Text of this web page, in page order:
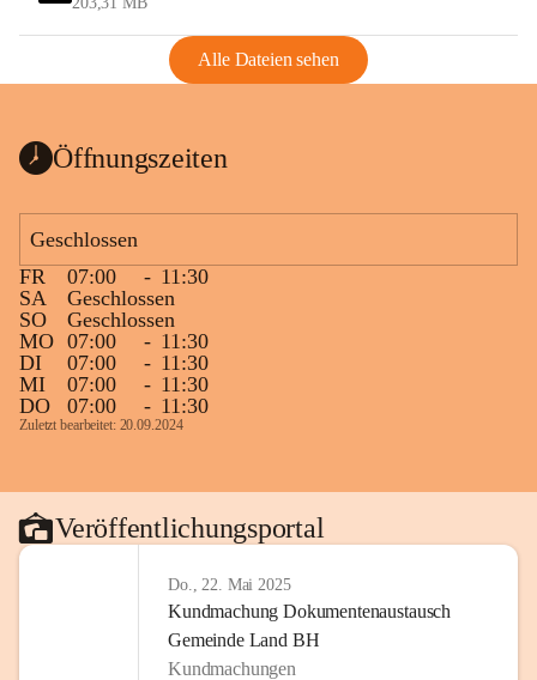
Alle Dateien sehen
Öffnungszeiten
Geschlossen
FR
07:00 - 11:30
SA
Geschlossen
SO
Geschlossen
MO 07:00 - 11:30
DI
07:00 - 11:30
MI
07:00 - 11:30
DO
07:00 - 11:30
Zuletzt bearbeitet: 20.09.2024
Veröffentlichungsportal
Do., 22. Mai 2025
Kundmachung Dokumentenaustausch
Gemeinde Land BH
Kundmachungen